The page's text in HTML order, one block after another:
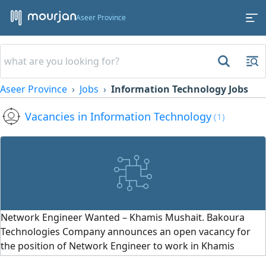
Aseer Province
Aseer Province Jobs Information Technology Jobs
Vacancies in Information Technology (1)
Network Engineer Wanted – Khamis Mushait. Bakoura
Technologies Company announces an open vacancy for
the position of Network Engineer to work in Khamis
Mushait. Requirements and Experience: Practical